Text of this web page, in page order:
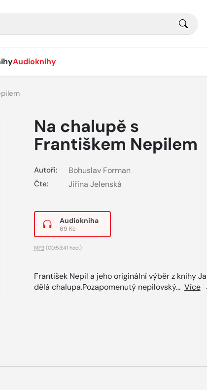
Audioknihy
Na chalupě s
Františkem Nepilem
Autoři: Bohuslav Forman
Čte: Jiřina Jelenská
Audiokniha
69 Kč
MP3(00:53:41 hod.)
František Nepil a jeho originální výběr z knihy
dělá chalupa.Pozapomenutý nepilovský... Více